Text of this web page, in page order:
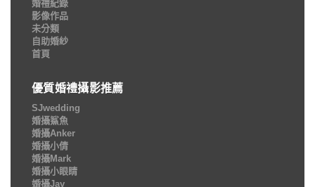
婚禮紀錄
影像作品
未分類
自助婚紗
首頁
優質婚禮攝影推薦
SJwedding
婚攝鯊魚
婚攝Anker
婚攝小倩
婚攝Mark
婚攝小眼睛
婚攝Jay